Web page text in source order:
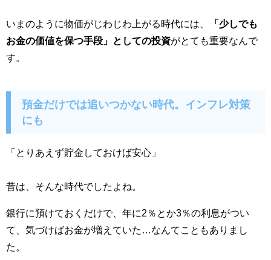
いまのように物価がじわじわ上がる時代には、
「少しでも
お金の価値を保つ手段」としての投資がとても重要なんで
す。
預金だけでは追いつかない時代。インフレ対策
にも
「とりあえず貯金しておけば安心」
昔は、そんな時代でしたよね。
銀行に預けておくだけで、年に2％とか3％の利息がつい
て、気づけばお金が増えていた…なんてこともありまし
た。